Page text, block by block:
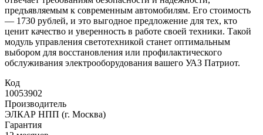
предъявляемым к современным автомобилям. Его стоимость
— 1730 рублей, и это выгодное предложение для тех, кто
ценит качество и уверенность в работе своей техники. Такой
модуль управления светотехникой станет оптимальным
выбором для восстановления или профилактического
обслуживания электрооборудования вашего УАЗ Патриот.
Код
10053902
Производитель
ЭЛКАР НПП (г. Москва)
Гарантия